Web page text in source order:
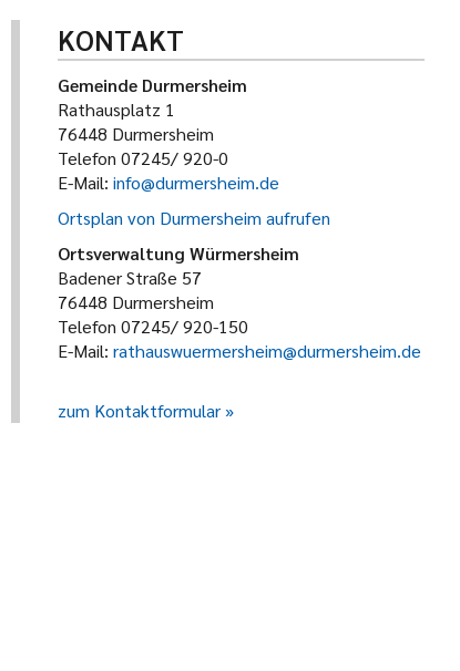
KONTAKT
Gemeinde Durmersheim
Rathausplatz 1
76448 Durmersheim
Telefon 07245/ 920-0
E-Mail: info@durmersheim.de
Ortsplan von Durmersheim aufrufen
Ortsverwaltung Würmersheim
Badener Straße 57
76448 Durmersheim
Telefon 07245/ 920-150
E-Mail: rathauswuermersheim@durmersheim.de
zum Kontaktformular